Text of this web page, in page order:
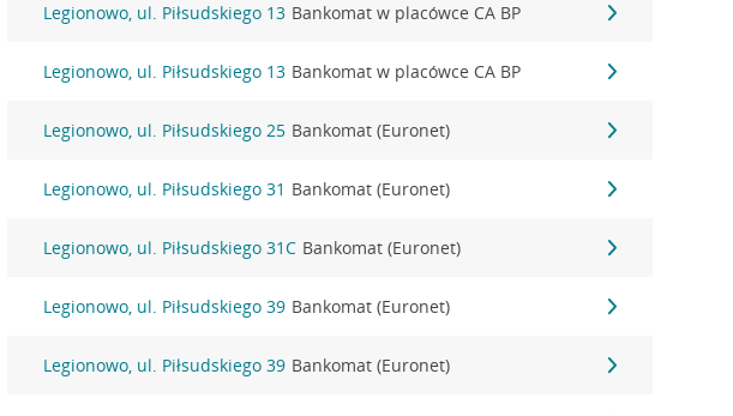
Legionowo, ul. Piłsudskiego 13 Bankomat w placówce CA BP
Legionowo, ul. Piłsudskiego 13 Bankomat w placówce CA BP
Legionowo, ul. Piłsudskiego 25 Bankomat (Euronet)
Legionowo, ul. Piłsudskiego 31 Bankomat (Euronet)
Legionowo, ul. Piłsudskiego 31C Bankomat (Euronet)
Legionowo, ul. Piłsudskiego 39 Bankomat (Euronet)
Legionowo, ul. Piłsudskiego 39 Bankomat (Euronet)